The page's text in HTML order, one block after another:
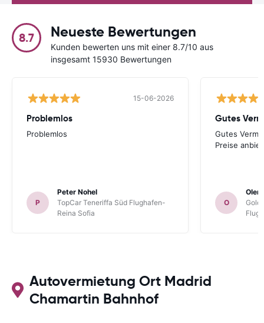
8.7 Neueste Bewertungen
Kunden bewerten uns mit einer 8.7/10 aus
insgesamt 15930 Bewertungen
15-06-2026
Problemlos
Problemlos
P
Peter Nohel
TopCar Teneriffa Süd Flughafen-
Reina Sofia
Gutes
Preise
O
Autovermietung Ort Madrid
Chamartin Bahnhof